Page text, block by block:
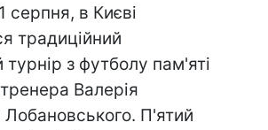
серпня, в Києві
традиційний
з футболу пам'яті
Валерія
П'ятий